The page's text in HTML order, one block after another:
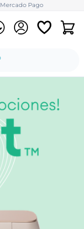
Pago